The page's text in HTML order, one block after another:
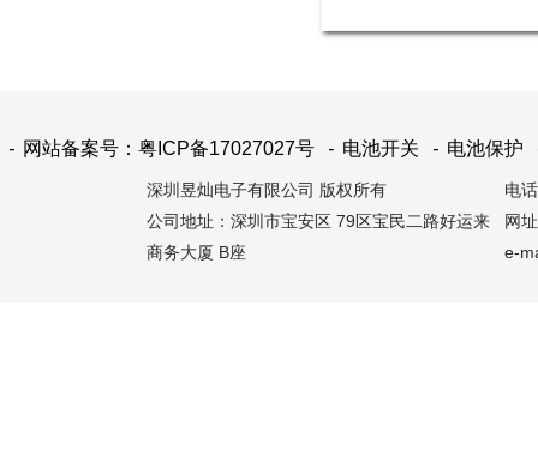
- 网站备案号：粤ICP备17027027号 - 电池开关 - 电池保护
深圳昱灿电子有限公司 版权所有
公司地址：深圳市宝安区 79区宝民二路好运来
商务大厦 B座
电
网
e-